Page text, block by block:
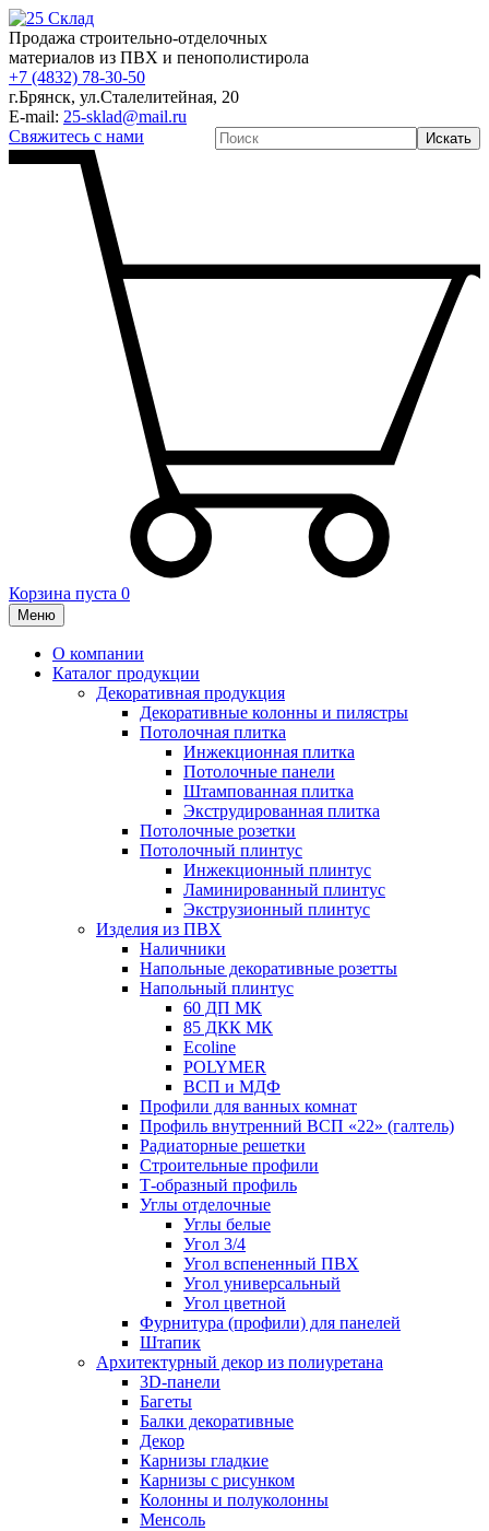
Продажа строительно-отделочных
материалов из ПВХ и пенополистирола
+7 (4832) 78-30-50
г.Брянск, ул.Сталелитейная, 20
E-mail: 25-sklad@mail.ru
Свяжитесь с нами
Искать
Корзина пуста 0
Меню
О компании
Каталог продукции
Декоративная продукция
Декоративные колонны и пилястры
Потолочная плитка
Инжекционная плитка
Потолочные панели
Штампованная плитка
Экструдированная плитка
Потолочные розетки
Потолочный плинтус
Инжекционный плинтус
Ламинированный плинтус
Экструзионный плинтус
Изделия из ПВХ
Наличники
Напольные декоративные розетты
Напольный плинтус
60 ДП МК
85 ДКК МК
Ecoline
POLYMER
ВСП и МДФ
Профили для ванных комнат
Профиль внутренний ВСП «22» (галтель)
Радиаторные решетки
Строительные профили
Т-образный профиль
Углы отделочные
Углы белые
Угол 3/4
Угол вспененный ПВХ
Угол универсальный
Угол цветной
Фурнитура (профили) для панелей
Штапик
Архитектурный декор из полиуретана
3D-панели
Багеты
Балки декоративные
Декор
Карнизы гладкие
Карнизы с рисунком
Колонны и полуколонны
Менсоль